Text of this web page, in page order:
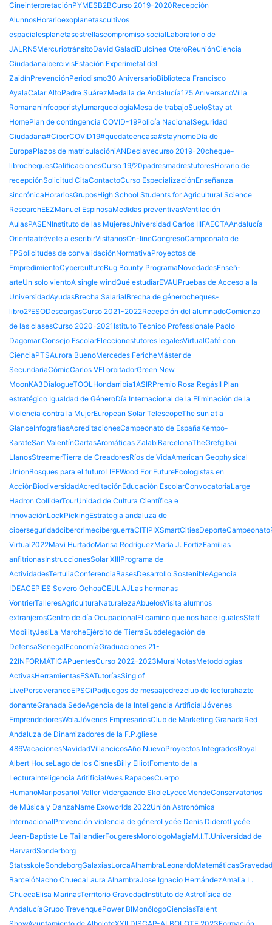
CineinterpretaciónPYMESB2BCurso 2019-2020Recepción
AlunnosHorarioexoplanetascultivos
espacialesplanetasestrellascompromiso socialLaboratorio de
JALRN5MercuriotránsitoDavid GaladíDulcinea OteroReuniónCiencia
CiudadanaIbercivisEstación Experimetal del
ZaidínPrevenciónPeriodismo30 AniversarioBiblioteca Francisco
AyalaCalar AltoPadre SuárezMedalla de Andalucía175 AniversarioVilla
RomananinfeoperistylumarqueologíaMesa de trabajoSueloStay at
HomePlan de contingencia COVID-19Policía NacionalSeguridad
Ciudadana#CiberCOVID19#quedateencasa#stayhomeDía de
EuropaPlazos de matriculacióniANDeclavecurso 2019-20cheque-
librochequesCalificacionesCurso 19/20padresmadrestutoresHorario de
recepciónSolicitud CitaContactoCurso EspecializaciónEnseñanza
sincrónicaHorariosGruposHigh School Students for Agricultural Science
ResearchEEZManuel EspinosaMedidas preventivasVentilación
AulasPASENInstituto de las MujeresUniversidad Carlos IIIFAECTAAndalucía
Orientaatrévete a escribirVisítanosOn-lineCongresoCampeonato de
FPSolicitudes de convalidaciónNormativaProyectos de
EmpredimientoCybercultureBug Bounty ProgramaNovedadesEnseñ-
arteUn solo vientoA single windQué estudiarEVAUPruebas de Acceso a la
UniversidadAyudasBrecha SalarialBrecha de génerocheques-
libro2ºESODescargasCurso 2021-2022Recepción del alumnadoComienzo
de las clasesCurso 2020-2021 Istituto Tecnico Professionale Paolo
DagomariConsejo EscolarEleccionestutores legalesVirtualCafé con
CienciaPTSAurora BuenoMercedes FericheMáster de
SecundariaCómicCarlos VEl orbitadorGreen New
MoonKA3DialogueTOOLHondarribia1ASIRPremio Rosa RegásII Plan
estratégico Igualdad de GéneroDía Internacional de la Eliminación de la
Violencia contra la MujerEuropean Solar TelescopeThe sun at a
GlanceInfografíasAcreditacionesCampeonato de EspañaKempo-
KarateSan ValentínCartasAromáticas ZalabiBarcelonaTheGrefgIbai
LlanosStreamerTierra de CreadoresRíos de VidaAmerican Geophysical
UnionBosques para el futuroLIFEWood For FutureEcologistas en
AcciónBiodiversidadAcreditaciónEducación EscolarConvocatoriaLarge
Hadron ColliderTourUnidad de Cultura Científica e
InnovaciónLockPickingEstrategia andaluza de
ciberseguridadcibercrimeciberguerraCITIPIXSmartCitiesDeporteCampeonato
Virtual2022Mavi HurtadoMarisa RodríguezMaría J. FortizFamilias
anfitrionasInstruccionesSolar XIIIPrograma de
ActividadesTertuliaConferenciaBasesDesarrollo SostenibleAgencia
IDEACEPIES Severo OchoaCEULAJLas hermanas
VontrierTalleresAgriculturaNaturalezaAbuelosVisita alumnos
extranjerosCentro de día OcupacionalEl camino que nos hace igualesStaff
MobilityJesiLa MarcheEjército de TierraSubdelegación de
DefensaSenegalEconomíaGraduaciones 21-
22INFORMÁTICAPuentesCurso 2022-2023MuralNotasMetodologías
ActivasHerramientasESATutoríasSing of
LivePerseveranceEPSCiPadjuegos de mesaajedrezclub de lecturahazte
donanteGranada SedeAgencia de la Inteligencia ArtificialJóvenes
EmprendedoresWolaJóvenes EmpresariosClub de Marketing GranadaRed
Andaluza de Dinamizadores de la F.P.gliese
486VacacionesNavidadVillancicosAño NuevoProyectos IntegradosRoyal
Albert HouseLago de los CisnesBilly ElliotFomento de la
LecturaInteligencia AritificialAves RapacesCuerpo
HumanoMariposariol Valler Vidergaende SkoleLyceeMendeConservatorios
de Música y DanzaName Exoworlds 2022Unión Astronómica
InternacionalPrevención violencia de géneroLycée Denis DiderotLycée
Jean-Baptiste Le TaillandierFougeresMonologoMagiaM.I.T.Universidad de
HarvardSonderborg
StatsskoleSondeborgGalaxiasLorcaAlhambraLeonardoMatemáticasGravedad
BarcelóNacho ChuecaLaura AlhambraJose Ignacio HernándezAmalia L.
ChuecaElisa MarinasTerritorio GravedadInstituto de Astrofísica de
AndalucíaGrupo TrevenquePower BIMonólogoCienciasTalent